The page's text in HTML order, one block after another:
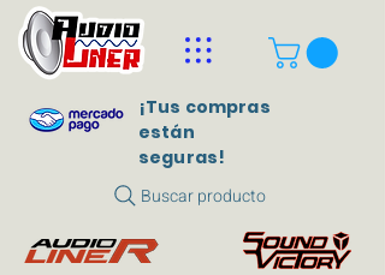
Buscar producto
¡Tus compras
están
seguras!